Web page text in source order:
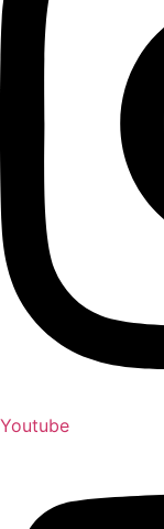
Youtube